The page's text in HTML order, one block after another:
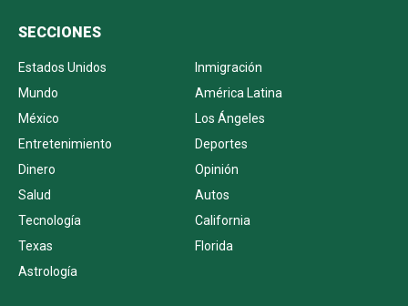
SECCIONES
Estados Unidos
Inmigración
Mundo
América Latina
México
Los Ángeles
Entretenimiento
Deportes
Dinero
Opinión
Salud
Autos
Tecnología
California
Texas
Florida
Astrología